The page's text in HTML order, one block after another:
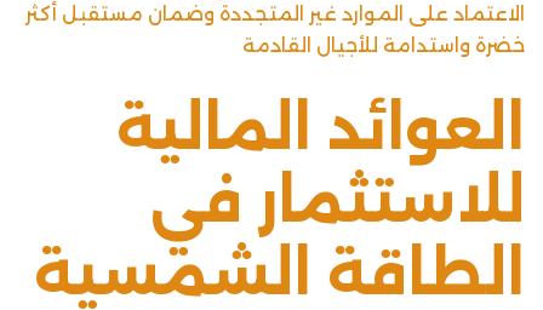
الاعتماد على الموارد غير المتجددة وضمان مستقبل أكثر
خضرة واستدامة للأجيال القادمة
العوائد المالية
للاستثمار في
الطاقة الشمسية